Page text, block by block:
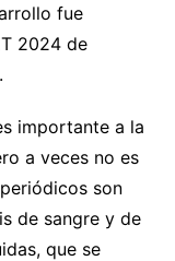
fue
2024 de
importante a la
a veces no es
son
de sangre y de
que se